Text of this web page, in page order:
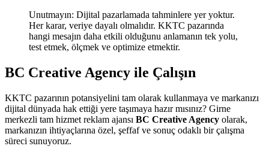
Unutmayın: Dijital pazarlamada tahminlere yer yoktur.
Her karar, veriye dayalı olmalıdır. KKTC pazarında
hangi mesajın daha etkili olduğunu anlamanın tek yolu,
test etmek, ölçmek ve optimize etmektir.
BC Creative Agency ile Çalışın
KKTC pazarının potansiyelini tam olarak kullanmaya ve markanızı
dijital dünyada hak ettiği yere taşımaya hazır mısınız? Girne
merkezli tam hizmet reklam ajansı BC Creative Agency olarak,
markanızın ihtiyaçlarına özel, şeffaf ve sonuç odaklı bir çalışma
süreci sunuyoruz.